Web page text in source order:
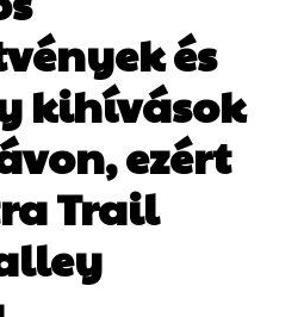
és
kihívások
ezért
Trail